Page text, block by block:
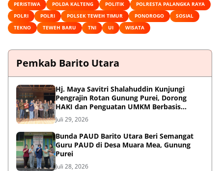
PERISTIWA
POLDA KALTENG POLITIK
POLRESTA PALANGKA RAYA
POLRI
POLRI POLSEK TEWEH TIMUR PONOROGO
SOSIAL
TEKNO
TEWEH BARU TNI UI WISATA
Pemkab Barito Utara
Hj. Maya Savitri Shalahuddin Kunjungi
Pengrajin Rotan Gunung Purei, Dorong
HAKI dan Penguatan UMKM Berbasis
Kearifan Lokal
Juli 29, 2026
Bunda PAUD Barito Utara Beri Semangat
Guru PAUD di Desa Muara Mea, Gunung
Purei
Juli 28, 2026